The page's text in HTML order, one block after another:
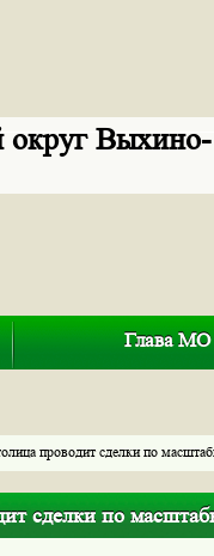
Выхино-
Глава МО
проводит сделки по
сделки по